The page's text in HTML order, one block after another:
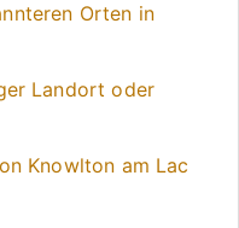
Orten in
Landort oder
Knowlton am Lac